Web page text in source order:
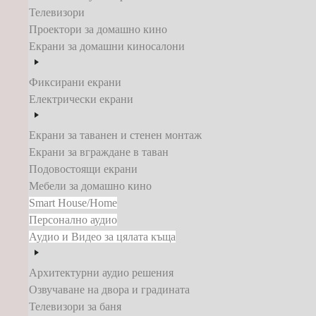
Телевизори
Проектори за домашно кино
Екрани за домашни киносалони
Фиксирани екрани
Електрически екрани
Екрани за таванен и стенен монтаж
Екрани за вграждане в таван
Подовостоящи екрани
Мебели за домашно кино
Smart House/Home
Персонално аудио
Аудио и Видео за цялата къща
Архитектурни аудио решения
Озвучаване на двора и градината
Телевизори за баня